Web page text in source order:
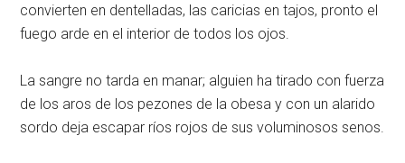
convierten en dentelladas, las caricias en tajos, pronto el
fuego arde en el interior de todos los ojos.
La sangre no tarda en manar; alguien ha tirado con fuerza
de los aros de los pezones de la obesa y con un alarido
sordo deja escapar ríos rojos de sus voluminosos senos.